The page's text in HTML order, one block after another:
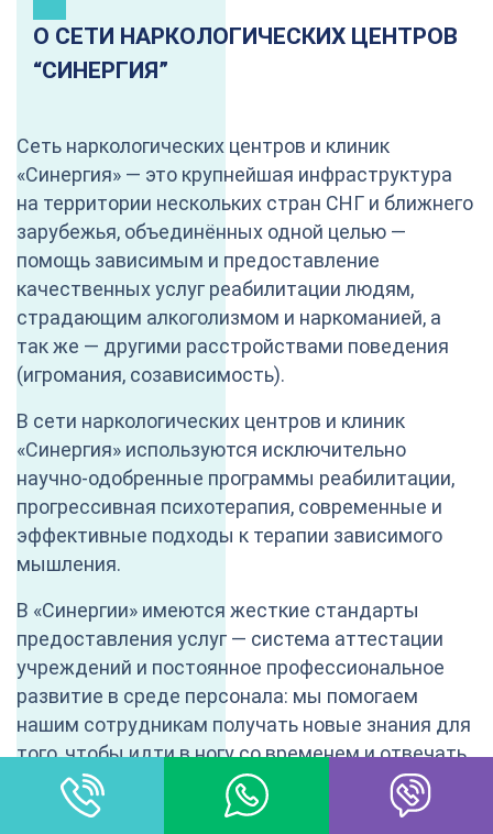
О СЕТИ НАРКОЛОГИЧЕСКИХ ЦЕНТРОВ
“CИНЕРГИЯ”
Сеть наркологических центров и клиник
«Синергия» — это крупнейшая инфраструктура
на территории нескольких стран СНГ и ближнего
зарубежья, объединённых одной целью —
помощь зависимым и предоставление
качественных услуг реабилитации людям,
страдающим алкоголизмом и наркоманией, а
так же — другими расстройствами поведения
(игромания, созависимость).
В сети наркологических центров и клиник
«Синергия» используются исключительно
научно-одобренные программы реабилитации,
прогрессивная психотерапия, современные и
эффективные подходы к терапии зависимого
мышления.
В «Синергии» имеются жесткие стандарты
предоставления услуг — система аттестации
учреждений и постоянное профессиональное
развитие в среде персонала: мы помогаем
нашим сотрудникам получать новые знания для
того, чтобы идти в ногу со временем и отвечать
на современные вызовы, которые бросает
зависимость от новых синтетических